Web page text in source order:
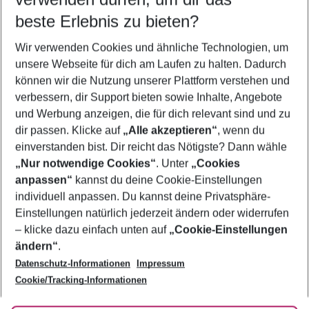
5-8 Nächte
2 Erwachsene Keine Kinder
Mehr Filter anzeigen
Footer
Footer navigation
Über uns
AGB
Bestpreisgarantie
Cookie-Einstellungen ändern
Cookie-Richtlinie
Agenturbetreuung
Barrierefreies Reisen
Folge uns
beste Erlebnis zu bieten?
Wir verwenden Cookies und ähnliche Technologien, um
unsere Webseite für dich am Laufen zu halten. Dadurch
können wir die Nutzung unserer Plattform verstehen und
verbessern, dir Support bieten sowie Inhalte, Angebote
und Werbung anzeigen, die für dich relevant sind und zu
dir passen. Klicke auf „Alle akzeptieren“, wenn du
einverstanden bist. Dir reicht das Nötigste? Dann wähle
„Nur notwendige Cookies“. Unter „Cookies
anpassen“ kannst du deine Cookie-Einstellungen
individuell anpassen. Du kannst deine Privatsphäre-
Einstellungen natürlich jederzeit ändern oder widerrufen
– klicke dazu einfach unten auf „Cookie-Einstellungen
ändern“.
Datenschutz-Informationen
Impressum
Cookie/Tracking-Informationen